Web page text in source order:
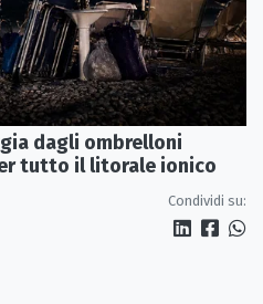
dagli ombrelloni
tutto il litorale ionico
Condividi su: